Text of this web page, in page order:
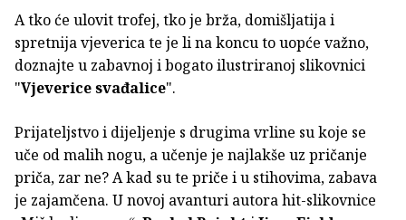
A tko će ulovit trofej, tko je brža, domišljatija i
spretnija vjeverica te je li na koncu to uopće važno,
doznajte u zabavnoj i bogato ilustriranoj slikovnici
"Vjeverice svađalice".
Prijateljstvo i dijeljenje s drugima vrline su koje se
uče od malih nogu, a učenje je najlakše uz pričanje
priča, zar ne? A kad su te priče i u stihovima, zabava
je zajamčena. U novoj avanturi autora hit-slikovnice